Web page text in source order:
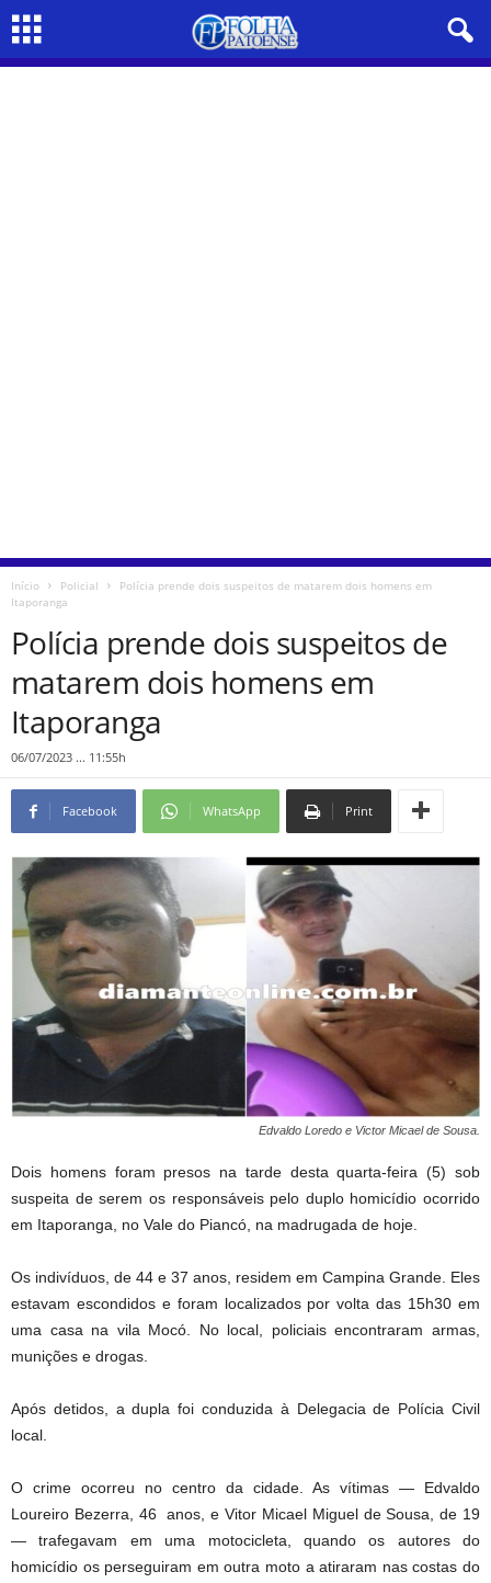
Início Policial
Polícia prende dois suspeitos de matarem dois homens em
Itaporanga
Polícia prende dois suspeitos de
matarem dois homens em
Itaporanga
06/07/2023 ... 11:55h
Facebook WhatsApp Print
Edvaldo Loredo e Victor Micael de Sousa.
Dois homens foram presos na tarde desta quarta-feira (5) sob
suspeita de serem os responsáveis pelo duplo homicídio ocorrido
em Itaporanga, no Vale do Piancó, na madrugada de hoje.
Os indivíduos, de 44 e 37 anos, residem em Campina Grande. Eles
estavam escondidos e foram localizados por volta das 15h30 em
uma casa na vila Mocó. No local, policiais encontraram armas,
munições e drogas.
Após detidos, a dupla foi conduzida à Delegacia de Polícia Civil
local.
O crime ocorreu no centro da cidade. As vítimas — Edvaldo
Loureiro Bezerra, 46 anos, e Vitor Micael Miguel de Sousa, de 19
— trafegavam em uma motocicleta, quando os autores do
homicídio os perseguiram em outra moto a atiraram nas costas do